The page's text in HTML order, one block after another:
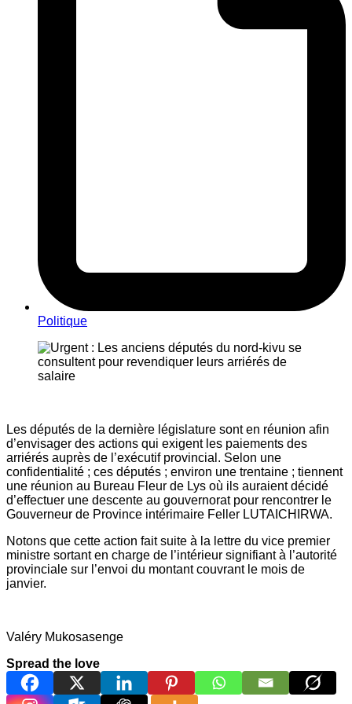
Politique
Les députés de la dernière législature sont en réunion afin
d’envisager des actions qui exigent les paiements des
arriérés auprès de l’exécutif provincial. Selon une
confidentialité ; ces députés ; environ une trentaine ; tiennent
une réunion au Bureau Fleur de Lys où ils auraient décidé
d’effectuer une descente au gouvernorat pour rencontrer le
Gouverneur de Province intérimaire Feller LUTAICHIRWA.
Notons que cette action fait suite à la lettre du vice premier
ministre sortant en charge de l’intérieur signifiant à l’autorité
provinciale sur l’envoi du montant couvrant le mois de
janvier.
Valéry Mukosasenge
Spread the love